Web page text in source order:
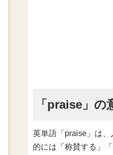
「praise」
英単語「praise」は
的には「称賛する」